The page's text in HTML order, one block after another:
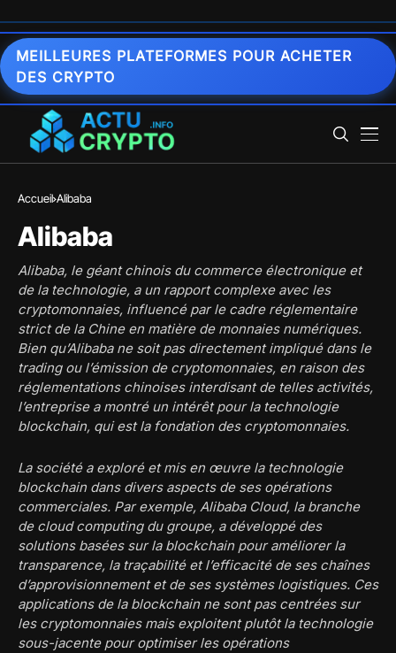
MEILLEURES PLATEFORMES POUR ACHETER
DES CRYPTO
Accueil Alibaba
Alibaba
Alibaba, le géant chinois du commerce électronique et
de la technologie, a un rapport complexe avec les
cryptomonnaies, influencé par le cadre réglementaire
strict de la Chine en matière de monnaies numériques.
Bien qu’Alibaba ne soit pas directement impliqué dans le
trading ou l’émission de cryptomonnaies, en raison des
réglementations chinoises interdisant de telles activités,
l’entreprise a montré un intérêt pour la technologie
blockchain, qui est la fondation des cryptomonnaies.
La société a exploré et mis en œuvre la technologie
blockchain dans divers aspects de ses opérations
commerciales. Par exemple, Alibaba Cloud, la branche
de cloud computing du groupe, a développé des
solutions basées sur la blockchain pour améliorer la
transparence, la traçabilité et l’efficacité de ses chaînes
d’approvisionnement et de ses systèmes logistiques. Ces
applications de la blockchain ne sont pas centrées sur
les cryptomonnaies mais exploitent plutôt la technologie
sous-jacente pour optimiser les opérations